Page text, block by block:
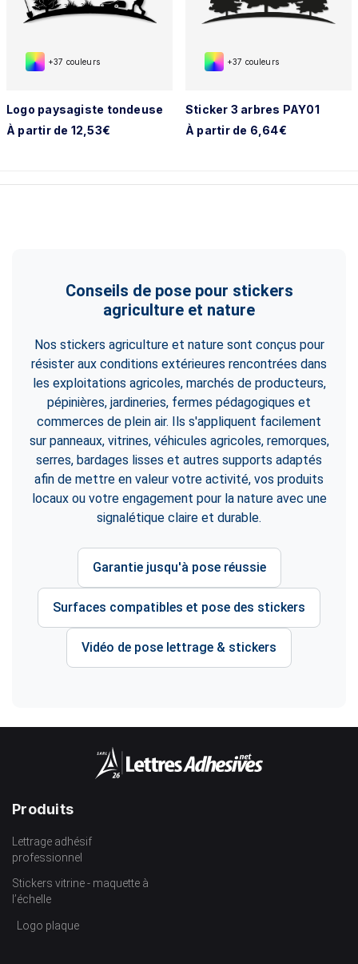
+37 couleurs
Logo paysagiste tondeuse
À partir de 12,53€
+37 couleurs
Sticker 3 arbres PAY01
À partir de 6,64€
Conseils de pose pour stickers
agriculture et nature
Nos stickers agriculture et nature sont conçus pour
résister aux conditions extérieures rencontrées dans
les exploitations agricoles, marchés de producteurs,
pépinières, jardineries, fermes pédagogiques et
commerces de plein air. Ils s'appliquent facilement
sur panneaux, vitrines, véhicules agricoles, remorques,
serres, bardages lisses et autres supports adaptés
afin de mettre en valeur votre activité, vos produits
locaux ou votre engagement pour la nature avec une
signalétique claire et durable.
Garantie jusqu'à pose réussie
Surfaces compatibles et pose des stickers
Vidéo de pose lettrage & stickers
Produits
Lettrage adhésif
professionnel
Stickers vitrine - maquette à
l’échelle
Logo plaque